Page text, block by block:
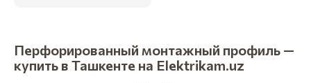
Перфорированный монтажный профиль —
купить в Ташкенте на Elektrikam.uz